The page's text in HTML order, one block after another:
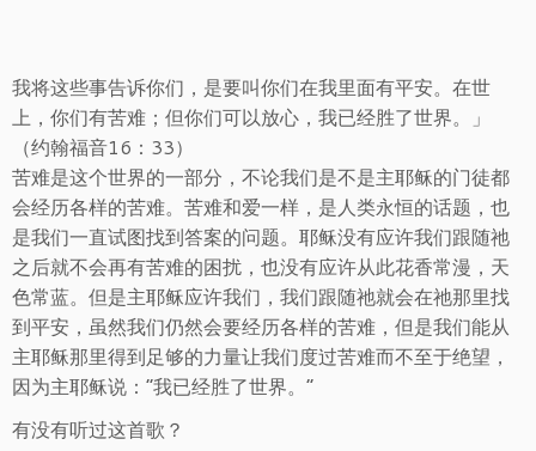
我将这些事告诉你们，是要叫你们在我里面有平安。在世
上，你们有苦难；但你们可以放心，我已经胜了世界。」
（约翰福音16：33）
苦难是这个世界的一部分，不论我们是不是主耶稣的门徒都
会经历各样的苦难。苦难和爱一样，是人类永恒的话题，也
是我们一直试图找到答案的问题。耶稣没有应许我们跟随祂
之后就不会再有苦难的困扰，也没有应许从此花香常漫，天
色常蓝。但是主耶稣应许我们，我们跟随祂就会在祂那里找
到平安，虽然我们仍然会要经历各样的苦难，但是我们能从
主耶稣那里得到足够的力量让我们度过苦难而不至于绝望，
因为主耶稣说：“我已经胜了世界。”
有没有听过这首歌？